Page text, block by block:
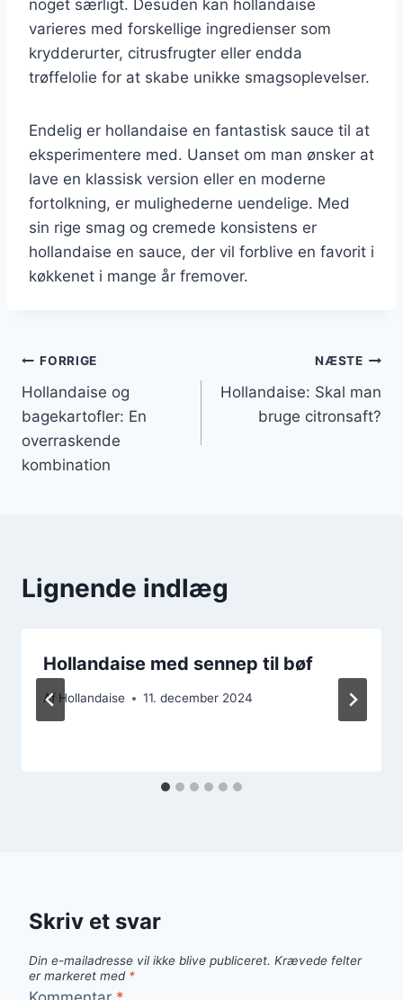
noget særligt. Desuden kan hollandaise
varieres med forskellige ingredienser som
krydderurter, citrusfrugter eller endda
trøffelolie for at skabe unikke smagsoplevelser.
Endelig er hollandaise en fantastisk sauce til at
eksperimentere med. Uanset om man ønsker at
lave en klassisk version eller en moderne
fortolkning, er mulighederne uendelige. Med
sin rige smag og cremede konsistens er
hollandaise en sauce, der vil forblive en favorit i
køkkenet i mange år fremover.
Indlægsnavigation
FORRIGE
Hollandaise og
bagekartofler: En
overraskende
kombination
NÆSTE
Hollandaise: Skal man
bruge citronsaft?
Lignende indlæg
Hollandaise med sennep til bøf
Af Hollandaise 11. december 2024
Skriv et svar
Din e-mailadresse vil ikke blive publiceret. Krævede felter
er markeret med *